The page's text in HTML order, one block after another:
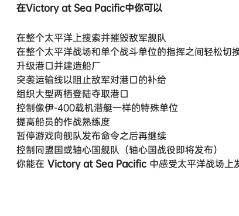
在Victory at Sea Pacific中你可以
在整个太平洋上搜索并摧毁敌军舰队
在整个太平洋战场和单个战斗单位的指挥之间轻松切
升级港口并建造船厂
突袭运输线以阻止敌军对港口的补给
组织大型两栖登陆夺取港口
控制像伊-400载机潜艇一样的特殊单位
提高船员的作战熟练度
暂停游戏向舰队发布命令之后再继续
控制同盟国或轴心国舰队（轴心国战役即将发布）
你能在 Victory at Sea Pacific 中感受太平洋战场上